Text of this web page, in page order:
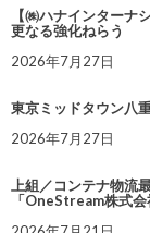
【㈱ハナインター
更なる強化ねらう
2026年7月27日
東京ミッドタウン八
2026年7月27日
上組／コンテナ物流
「OneStream株式